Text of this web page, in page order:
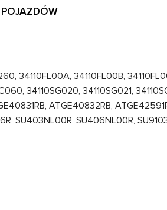
POJAZDÓW
34110FL00A, 34110FL00B,
34110SG020, 34110SG021,
ATGE40832RB,
SU403NL00R, SU406NL00R,